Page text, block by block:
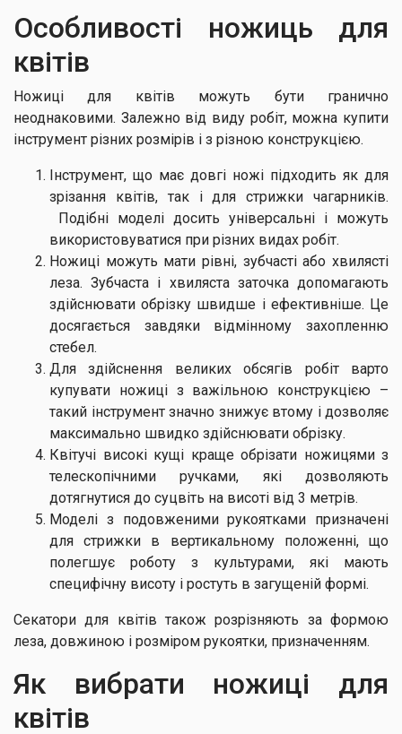
Особливості ножиць для
квітів
Ножиці для квітів можуть бути гранично
неоднаковими. Залежно від виду робіт, можна купити
інструмент різних розмірів і з різною конструкцією.
Інструмент, що має довгі ножі підходить як для
зрізання квітів, так і для стрижки чагарників.
Подібні моделі досить універсальні і можуть
використовуватися при різних видах робіт.
Ножиці можуть мати рівні, зубчасті або хвилясті
леза. Зубчаста і хвиляста заточка допомагають
здійснювати обрізку швидше і ефективніше. Це
досягається завдяки відмінному захопленню
стебел.
Для здійснення великих обсягів робіт варто
купувати ножиці з важільною конструкцією –
такий інструмент значно знижує втому і дозволяє
максимально швидко здійснювати обрізку.
Квітучі високі кущі краще обрізати ножицями з
телескопічними ручками, які дозволяють
дотягнутися до суцвіть на висоті від 3 метрів.
Моделі з подовженими рукоятками призначені
для стрижки в вертикальному положенні, що
полегшує роботу з культурами, які мають
специфічну висоту і ростуть в загущеній формі.
Секатори для квітів також розрізняють за формою
леза, довжиною і розміром рукоятки, призначенням.
Як вибрати ножиці для
квітів